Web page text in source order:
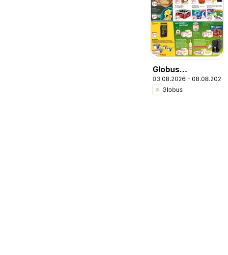
Globus
Wochenangebote
03.08.2026 - 08.08.2026
Globus